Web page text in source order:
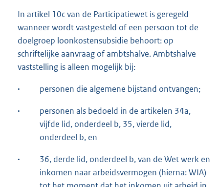
In artikel 10c van de Participatiewet is geregeld
wanneer wordt vastgesteld of een persoon tot de
doelgroep loonkostensubsidie behoort: op
schriftelijke aanvraag of ambtshalve. Ambtshalve
vaststelling is alleen mogelijk bij:
· personen die algemene bijstand ontvangen;
·
personen als bedoeld in de artikelen 34a,
vijfde lid, onderdeel b, 35, vierde lid,
onderdeel b, en
·
36, derde lid, onderdeel b, van de Wet werk en
inkomen naar arbeidsvermogen (hierna: WIA)